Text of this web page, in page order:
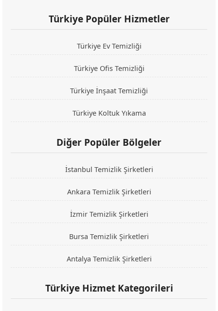
Türkiye Popüler Hizmetler
Türkiye Ev Temizliği
Türkiye Ofis Temizliği
Türkiye İnşaat Temizliği
Türkiye Koltuk Yıkama
Diğer Popüler Bölgeler
İstanbul Temizlik Şirketleri
Ankara Temizlik Şirketleri
İzmir Temizlik Şirketleri
Bursa Temizlik Şirketleri
Antalya Temizlik Şirketleri
Türkiye Hizmet Kategorileri